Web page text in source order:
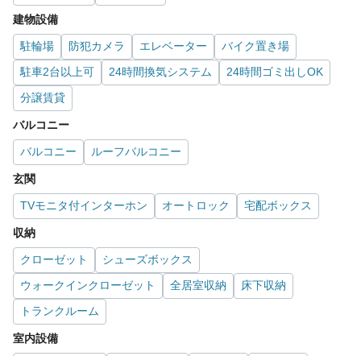
建物設備
駐輪場 防犯カメラ エレベーター
バイク置き場
駐車2台以上可
24時間換気システム
24時間ゴミ出しOK
分譲賃貸
バルコニー
バルコニー ルーフバルコニー
玄関
TVモニタ付インターホン オートロック 宅配ボックス
収納
クローゼット
シューズボックス
ウォークインクローゼット
全居室収納
床下収納
トランクルーム
室内設備